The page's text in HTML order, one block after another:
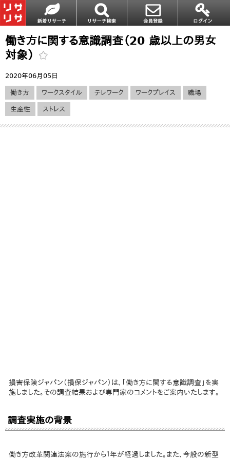
働き方に関する意識調査（20 歳以上の男女
対象）
2020年06月05日
働き方 ワークスタイル テレワーク ワークプレイス 職場
生産性 ストレス
損害保険ジャパン（損保ジャパン）は、「働き方に関する意識調査」を実
施しました。その調査結果および専門家のコメントをご案内いたします。
調査実施の背景
働き方改革関連法案の施行から１年が経過しました。また、今般の新型